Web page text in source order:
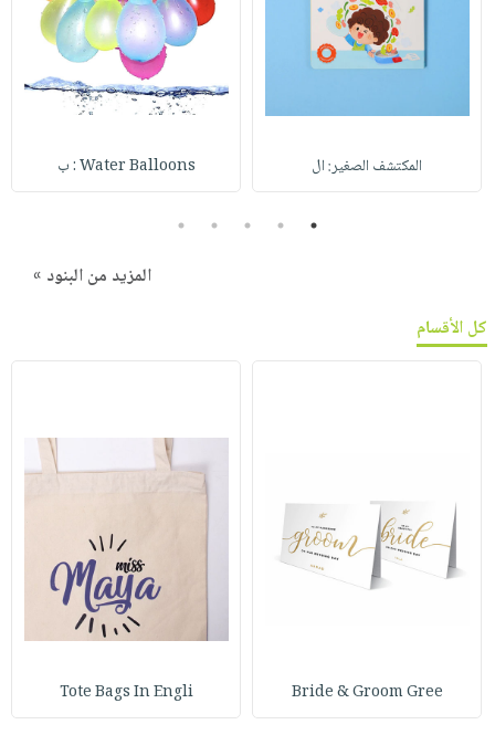
المكتشف الصغير: ال Water Balloons : ب
1
2
3
4
5
المزيد من البنود »
كل الأقسام
Bride & Groom Gree
Tote Bags In Engli